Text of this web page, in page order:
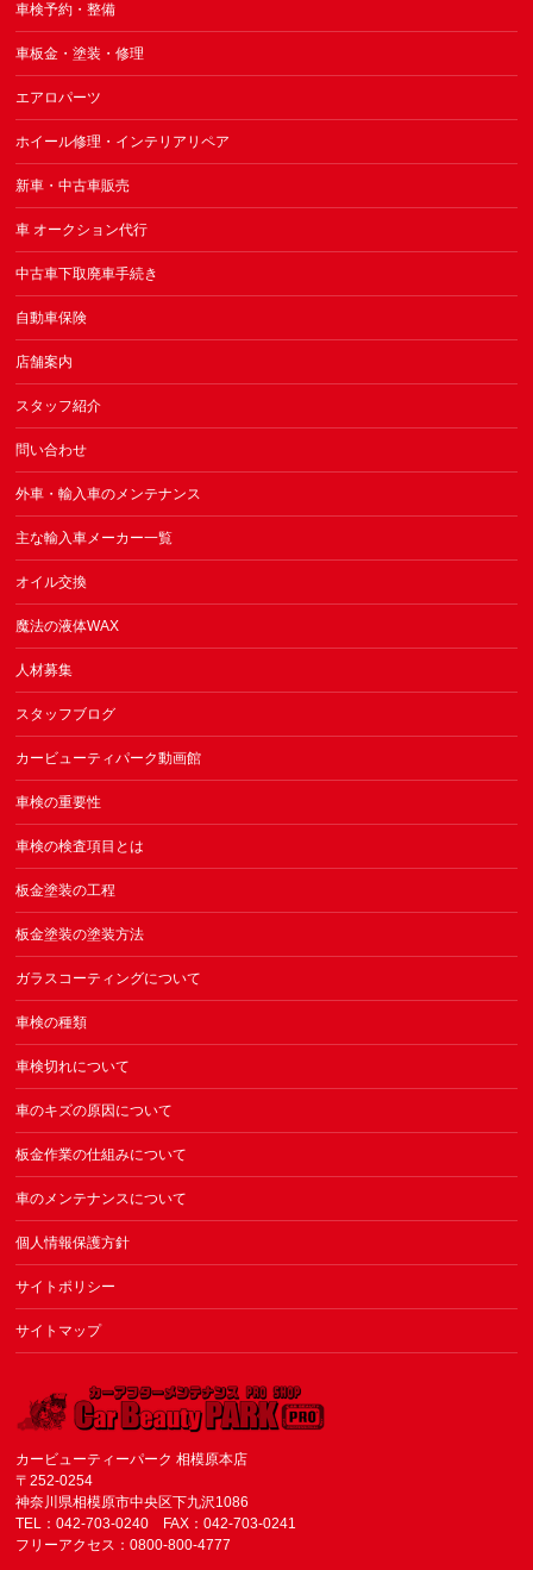
車検予約・整備
車板金・塗装・修理
エアロパーツ
ホイール修理・インテリアリペア
新車・中古車販売
車 オークション代行
中古車下取廃車手続き
自動車保険
店舗案内
スタッフ紹介
問い合わせ
外車・輸入車のメンテナンス
主な輸入車メーカー一覧
オイル交換
魔法の液体WAX
人材募集
スタッフブログ
カービューティパーク動画館
車検の重要性
車検の検査項目とは
板金塗装の工程
板金塗装の塗装方法
ガラスコーティングについて
車検の種類
車検切れについて
車のキズの原因について
板金作業の仕組みについて
車のメンテナンスについて
個人情報保護方針
サイトポリシー
サイトマップ
カービューティーパーク 相模原本店
〒252-0254
神奈川県相模原市中央区下九沢1086
TEL：042-703-0240 FAX：042-703-0241
フリーアクセス：0800-800-4777